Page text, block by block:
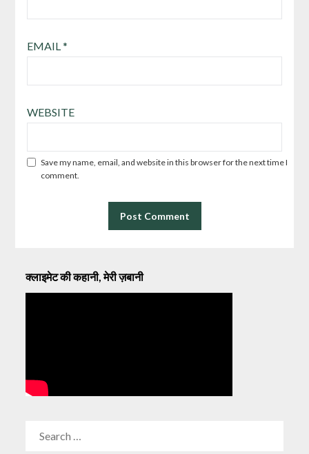
EMAIL *
WEBSITE
Save my name, email, and website in this browser for the next time I
comment.
क्लाइमेट की कहानी, मेरी ज़बानी